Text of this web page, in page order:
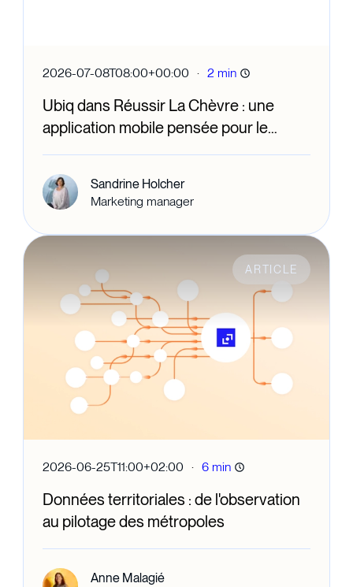
2026-07-08T08:00+00:00 · 2 min
Ubiq dans Réussir La Chèvre : une
application mobile pensée pour le
quotidien des éleveurs caprins
Sandrine Holcher
Marketing manager
ARTICLE
2026-06-25T11:00+02:00 · 6 min
Données territoriales : de l'observation
au pilotage des métropoles
Anne Malagié